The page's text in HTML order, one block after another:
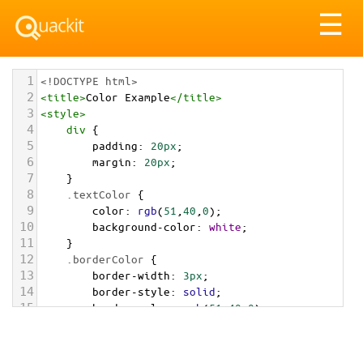
☰
1 <!DOCTYPE html>
2 <title>Color Example</title>
3 <style>
4 div {
5 padding: 20px;
6 margin: 20px;
7 }
8 .textColor {
9 color: rgb(51 40 0);
10 background-color: white;
11 }
12 .borderColor {
13 border-width: 3px;
14 border-style: solid;
15 border-color: rgb(51,40,0);